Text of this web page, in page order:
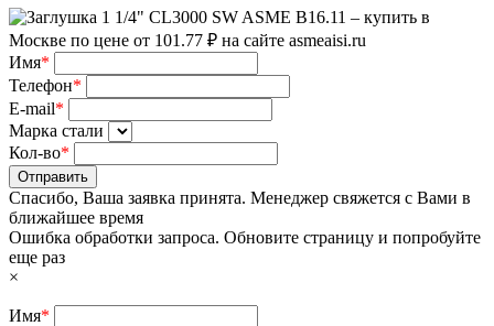
Имя*
Телефон*
E-mail*
Марка стали
Кол-во*
Отправить
Спасибо, Ваша заявка принята. Менеджер свяжется с Вами в
ближайшее время
Ошибка обработки запроса. Обновите страницу и попробуйте
еще раз
×
Имя*